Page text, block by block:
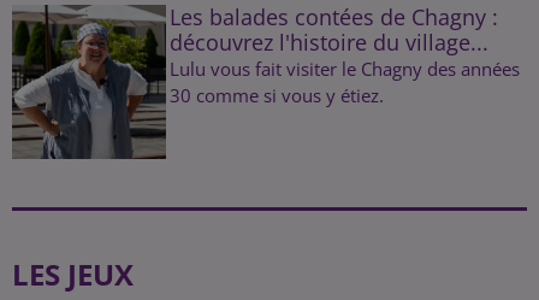
Les balades contées de Chagny :
découvrez l'histoire du village...
Lulu vous fait visiter le Chagny des années
30 comme si vous y étiez.
LES JEUX